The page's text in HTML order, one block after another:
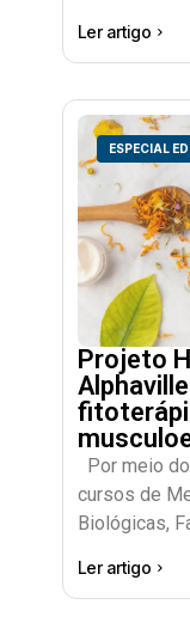
Ler artigo
ESPECIAL
Projeto
Por meio
cursos de
Biológicas,
Ler artigo